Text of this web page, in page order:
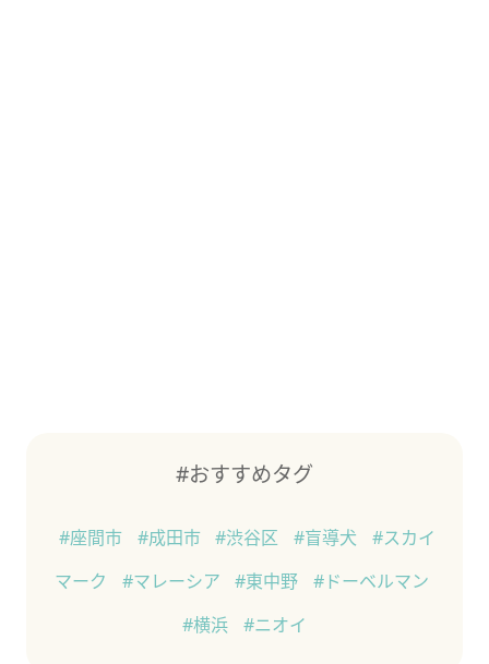
#おすすめタグ
#座間市 #成田市 #渋谷区 #盲導犬
#スカイ
マーク
#マレーシア #東中野
#ドーベルマン
#横浜
#ニオイ